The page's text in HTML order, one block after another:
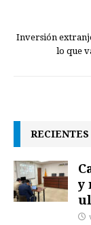
Inversión
lo que
RECIENTES
y